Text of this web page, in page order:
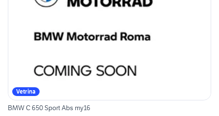
Vetrina
BMW C 650 Sport Abs my16